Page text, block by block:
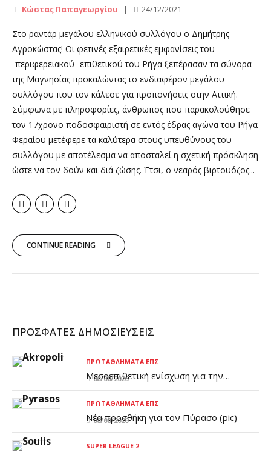
Κώστας Παπαγεωργίου 24/12/2021
Στο ραντάρ μεγάλου ελληνικού συλλόγου ο Δημήτρης
Αγροκώστας! Οι φετινές εξαιρετικές εμφανίσεις του
-περιφερειακού- επιθετικού του Ρήγα ξεπέρασαν τα σύνορα
της Μαγνησίας προκαλώντας το ενδιαφέρον μεγάλου
συλλόγου που τον κάλεσε για προπονήσεις στην Αττική.
Σύμφωνα με πληροφορίες, άνθρωπος που παρακολούθησε
τον 17χρονο ποδοσφαιριστή σε εντός έδρας αγώνα του Ρήγα
Φεραίου μετέφερε τα καλύτερα στους υπευθύνους του
συλλόγου με αποτέλεσμα να αποσταλεί η σχετική πρόσκληση
ώστε να τον δούν και διά ζώσης. Έτσι, ο νεαρός βιρτουόζος...
CONTINUE READING
ΠΡΌΣΦΑΤΕΣ ΔΗΜΟΣΙΕΎΣΕΙΣ
ΠΡΩΤΑΘΛΉΜΑΤΑ ΕΠΣ
Μεσοεπιθετική ενίσχυση για την
Ακρόπολη
08/08/2026
ΠΡΩΤΑΘΛΉΜΑΤΑ ΕΠΣ
Νέα προσθήκη για τον Πύρασο (pic)
08/08/2026
SUPER LEAGUE 2